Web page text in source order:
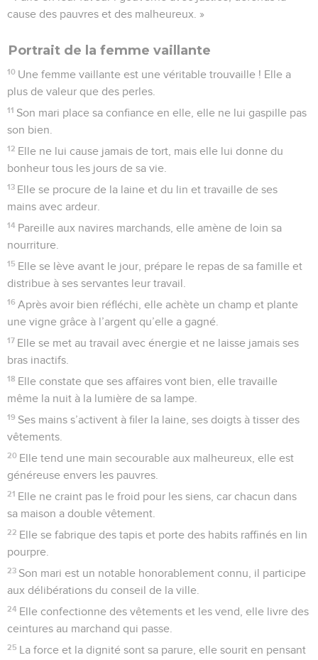
cause des pauvres et des malheureux. »
Portrait de la femme vaillante
10 Une femme vaillante est une véritable trouvaille ! Elle a
plus de valeur que des perles.
11 Son mari place sa confiance en elle, elle ne lui gaspille pas
son bien.
12 Elle ne lui cause jamais de tort, mais elle lui donne du
bonheur tous les jours de sa vie.
13 Elle se procure de la laine et du lin et travaille de ses
mains avec ardeur.
14 Pareille aux navires marchands, elle amène de loin sa
nourriture.
15 Elle se lève avant le jour, prépare le repas de sa famille et
distribue à ses servantes leur travail.
16 Après avoir bien réfléchi, elle achète un champ et plante
une vigne grâce à l’argent qu’elle a gagné.
17 Elle se met au travail avec énergie et ne laisse jamais ses
bras inactifs.
18 Elle constate que ses affaires vont bien, elle travaille
même la nuit à la lumière de sa lampe.
19 Ses mains s’activent à filer la laine, ses doigts à tisser des
vêtements.
20 Elle tend une main secourable aux malheureux, elle est
généreuse envers les pauvres.
21 Elle ne craint pas le froid pour les siens, car chacun dans
sa maison a double vêtement.
22 Elle se fabrique des tapis et porte des habits raffinés en lin
pourpre.
23 Son mari est un notable honorablement connu, il participe
aux délibérations du conseil de la ville.
24 Elle confectionne des vêtements et les vend, elle livre des
ceintures au marchand qui passe.
25 La force et la dignité sont sa parure, elle sourit en pensant